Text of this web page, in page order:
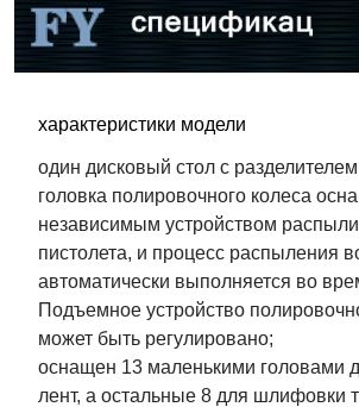
характеристики модели
один дисковый стол с
головка полировочного колеса
независимым устройством
пистолета, и процесс распыления
автоматически выполняется во
Подъемное устройство
может быть регулировано;
оснащен 13 маленькими головами
лент, а остальные 8 для шлифовки